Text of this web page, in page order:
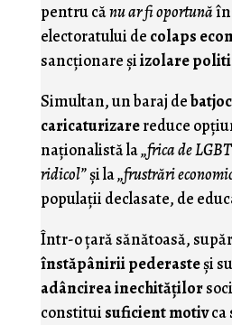
pentru cănu ar fi oportunăîn
electoratului de colaps
sancţionare şiizolare
Simultan, un baraj de
caricaturizarereduce
naţionalistă la„frica de
ridicol”şi la„frustrări
populaţii declasate, de
Într-o ţară sănătoasă,
înstăpânirii pederasteşi
adâncirea inechităţilor
constitui suficient motivca